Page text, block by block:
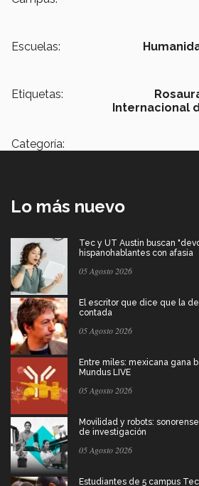
Escuelas:
Etiquetas:
Internacional
Categoría:
Lo más nuevo
Tec y UT Austin buscan
hispanohablantes con afasia
05 Agosto 2026
El escritor que dice que la
contada
05 Agosto 2026
Entre miles: mexicana gana
Mundus LIVE
05 Agosto 2026
Movilidad y robots:
de investigación
05 Agosto 2026
Estudiantes de 5 campus